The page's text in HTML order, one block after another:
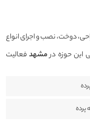
پرده
دوخت، نصب و اجرای انواع
این حوزه درمشهد فعالیت
خود خلق کنیم.